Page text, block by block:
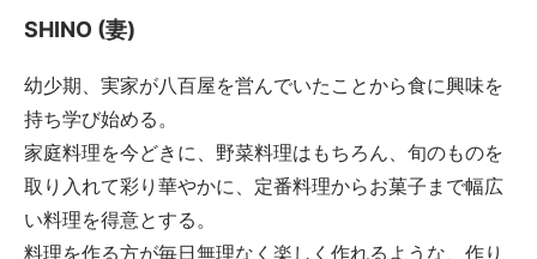
SHINO (妻)
幼少期、実家が八百屋を営んでいたことから食に興味を
持ち学び始める。
家庭料理を今どきに、野菜料理はもちろん、旬のものを
取り入れて彩り華やかに、定番料理からお菓子まで幅広
い料理を得意とする。
料理を作る方が毎日無理なく楽しく作れるような、作り